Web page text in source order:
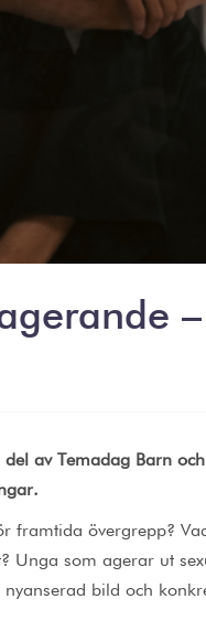
av Temadag Barn
framtida övergrepp?
Unga som agerar ut
bild och